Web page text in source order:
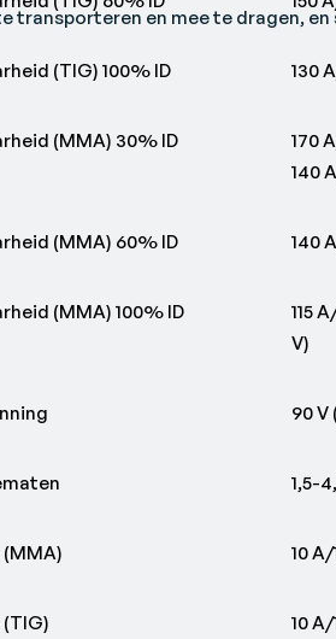
transporteren en mee te dragen,
(TIG) 100% ID 130
(MMA) 30% ID
170
140
(MMA) 60% ID 140
(MMA) 100% ID
115
V)
90 V
1,5-
10
10